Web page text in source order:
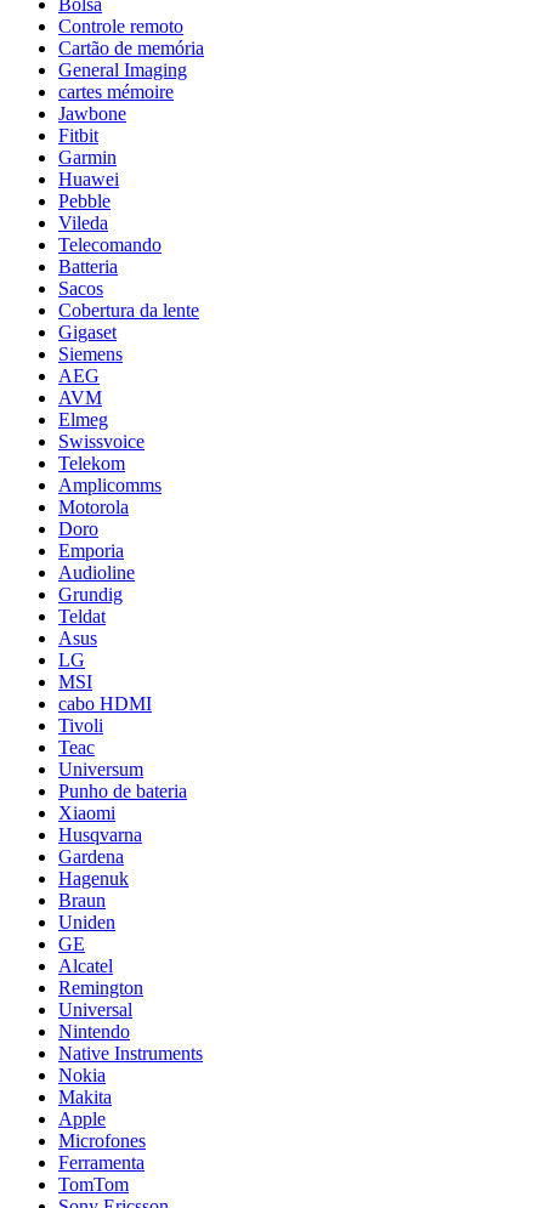
Bolsa
Controle remoto
Cartão de memória
General Imaging
cartes mémoire
Jawbone
Fitbit
Garmin
Huawei
Pebble
Vileda
Telecomando
Batteria
Sacos
Cobertura da lente
Gigaset
Siemens
AEG
AVM
Elmeg
Swissvoice
Telekom
Amplicomms
Motorola
Doro
Emporia
Audioline
Grundig
Teldat
Asus
LG
MSI
cabo HDMI
Tivoli
Teac
Universum
Punho de bateria
Xiaomi
Husqvarna
Gardena
Hagenuk
Braun
Uniden
GE
Alcatel
Remington
Universal
Nintendo
Native Instruments
Nokia
Makita
Apple
Microfones
Ferramenta
TomTom